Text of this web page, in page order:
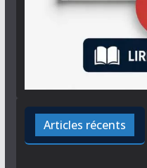
Articles récents